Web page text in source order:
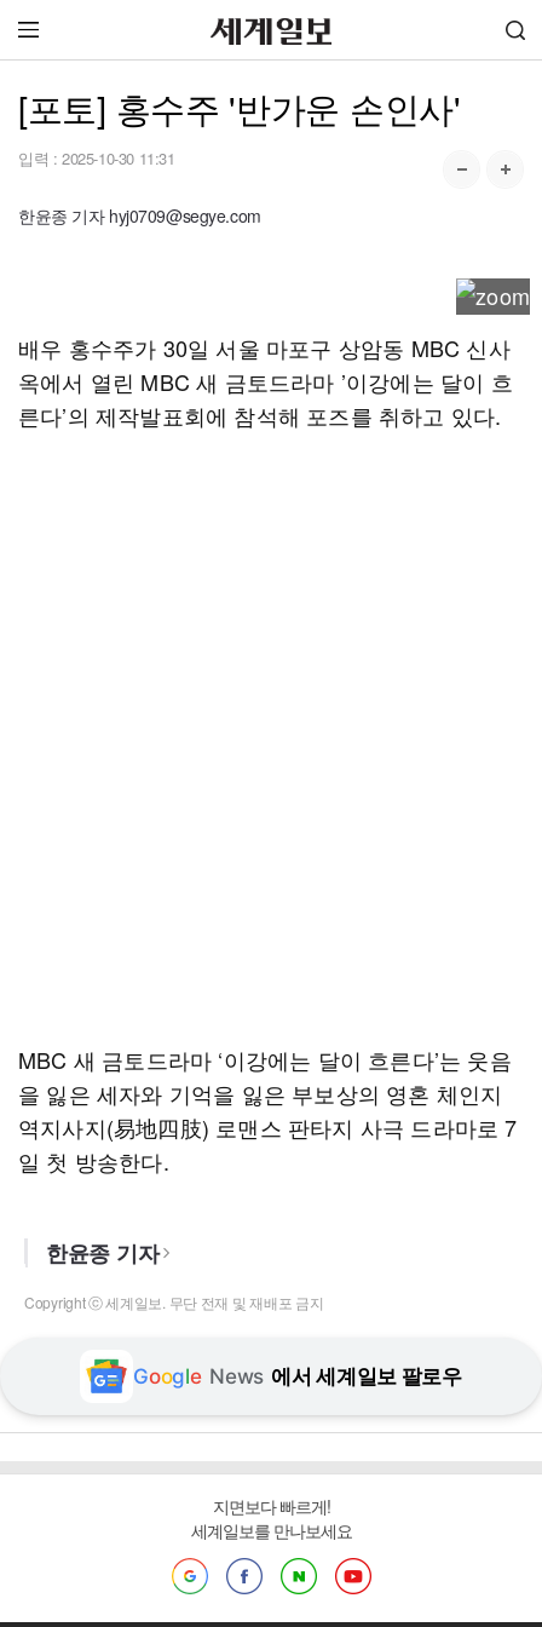
[포토] 홍수주 '반가운 손인사'
입력 : 2025-10-30 11:31
한윤종 기자 hyj0709@segye.com
배우 홍수주가 30일 서울 마포구 상암동 MBC 신사
옥에서 열린 MBC 새 금토드라마 ’이강에는 달이 흐
른다’의 제작발표회에 참석해 포즈를 취하고 있다.
MBC 새 금토드라마 ‘이강에는 달이 흐른다’는 웃음
을 잃은 세자와 기억을 잃은 부보상의 영혼 체인지
역지사지(易地四肢) 로맨스 판타지 사극 드라마로 7
일 첫 방송한다.
한윤종 기자
Copyright ⓒ 세계일보. 무단 전재 및 재배포 금지
Google News 에서 세계일보 팔로우
지면보다 빠르게!
세계일보를 만나보세요